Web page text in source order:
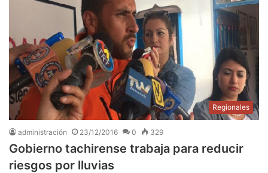
Regionales
administración 23/12/2016 0 329
Gobierno tachirense trabaja para reducir
riesgos por lluvias